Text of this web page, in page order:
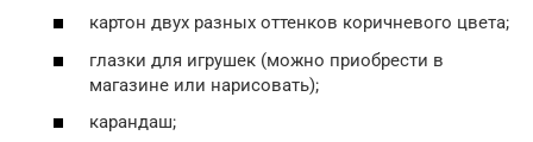
картон двух разных оттенков коричневого цвета;
глазки для игрушек (можно приобрести в
магазине или нарисовать);
карандаш;